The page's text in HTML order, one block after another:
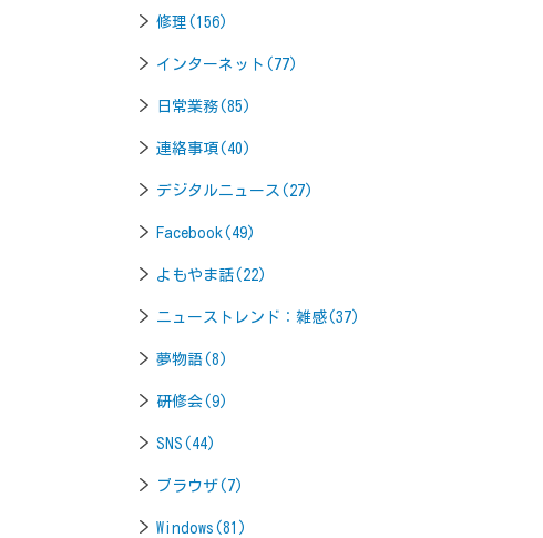
修理(156)
インターネット(77)
日常業務(85)
連絡事項(40)
デジタルニュース(27)
Facebook(49)
よもやま話(22)
ニューストレンド：雑感(37)
夢物語(8)
研修会(9)
SNS(44)
ブラウザ(7)
Windows(81)